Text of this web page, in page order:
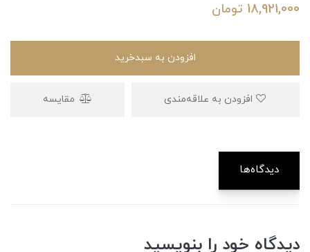
18,921,000 تومان
افزودن به سبدخرید
مقایسه
دیدگاه‌ها
دیدگاه خود را بنویسید